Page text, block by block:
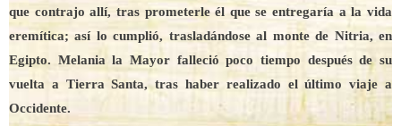
que contrajo allí, tras prometerle él que se entregaría a la vida
eremítica; así lo cumplió, trasladándose al monte de Nitria, en
Egipto. Melania la Mayor falleció poco tiempo después de su
vuelta a Tierra Santa, tras haber realizado el último viaje a
Occidente.